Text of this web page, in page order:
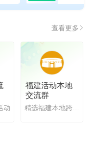
热门品类资讯、
品价格范围等，
度发布最新消费
查看更多
动
福建活动本地
交流群
精选福建本地跨境